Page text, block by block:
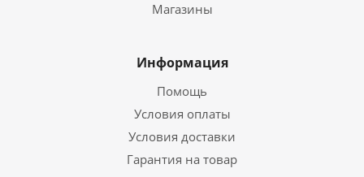
Магазины
Информация
Помощь
Условия оплаты
Условия доставки
Гарантия на товар